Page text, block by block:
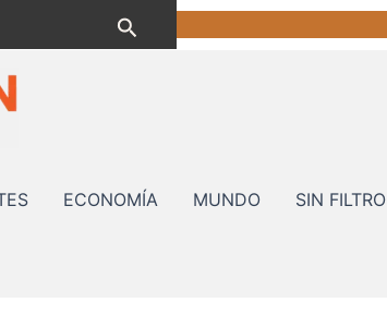
Buscar
ECONOMÍA MUNDO SIN FILTRO